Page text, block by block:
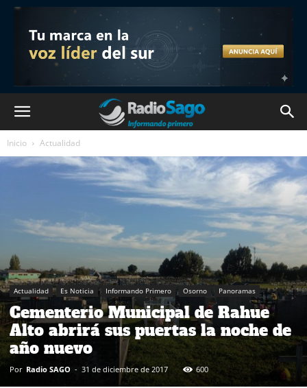
Inicio Actualidad
Actualidad Es Noticia Informando Primero Osorno Panoramas
Cementerio Municipal de Rahue
Alto abrirá sus puertas la noche de
año nuevo
Por Radio SAGO - 31 de diciembre de 2017 600